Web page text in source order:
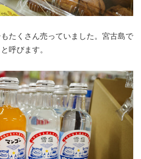
たくさん売っていました。宮古島で
呼びます。